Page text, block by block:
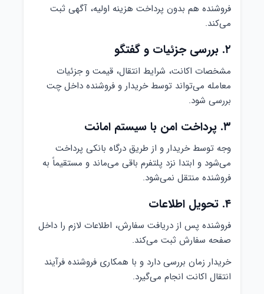
فروشنده هم بدون پرداخت هزینه اولیه، آگهی ثبت
می‌کند.
۲. بررسی جزئیات و گفتگو
مشخصات اکانت، شرایط انتقال، قیمت و جزئیات
معامله می‌تواند توسط خریدار و فروشنده داخل چت
بررسی شود.
۳. پرداخت امن با سیستم امانت
وجه توسط خریدار و از طریق درگاه بانکی پرداخت
می‌شود و ابتدا نزد پلتفرم باقی می‌ماند و مستقیماً به
فروشنده منتقل نمی‌شود.
۴. تحویل اطلاعات
فروشنده پس از دریافت سفارش، اطلاعات لازم را داخل
صفحه سفارش ثبت می‌کند.
خریدار زمان بررسی دارد و با همکاری فروشنده فرآیند
انتقال اکانت انجام می‌گیرد.